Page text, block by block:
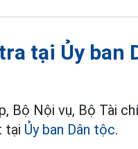
tại Ủy ban
Bộ Nội vụ, Bộ Tài
tại Ủy ban Dân tộc.